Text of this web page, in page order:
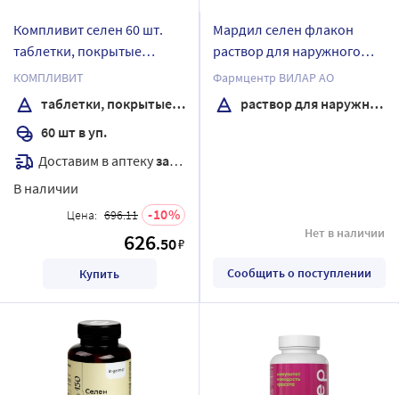
Компливит селен 60 шт.
таблетки, покрытые
оболочкой
КОМПЛИВИТ
таблетки, покрытые оболочкой
60 шт в уп.
Доставим в аптекузавтра
В наличии
Цена: 696.11 10
626.50₽
Купить
Мардил селен флакон
раствор для наружного
применения 0,5 мл +
микрокапилляры 5 шт.
Фармцентр ВИЛАР АО
раствор для наружного применения
Нет в наличии
Сообщить о поступлении